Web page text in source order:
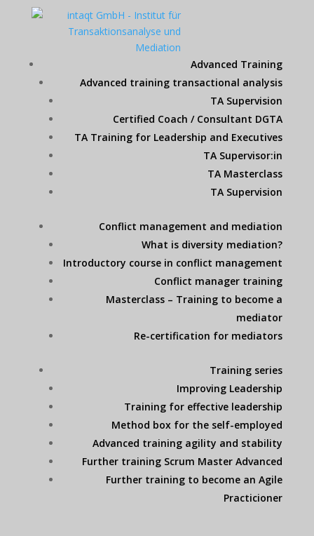
Advanced Training
Advanced training transactional analysis
TA Supervision
Certified Coach / Consultant DGTA
TA Training for Leadership and Executives
TA Supervisor:in
TA Masterclass
TA Supervision
Conflict management and mediation
What is diversity mediation?
Introductory course in conflict management
Conflict manager training
Masterclass – Training to become a
mediator
Re-certification for mediators
Training series
Improving Leadership
Training for effective leadership
Method box for the self-employed
Advanced training agility and stability
Further training Scrum Master Advanced
Further training to become an Agile
Practicioner